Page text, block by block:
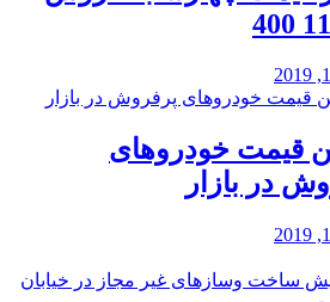
قیمت خودرو‌های
در بازار